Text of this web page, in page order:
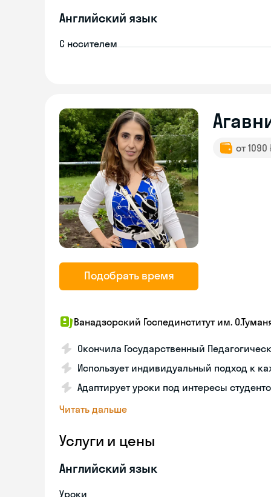
Английский язык
С носителем
Подобрать время
от
Ванадзорский Госпединститут им.
Окончила Государственный
Использует индивидуальный подход к
Адаптирует уроки под интересы
Читать дальше
Услуги и цены
Английский язык
Уроки